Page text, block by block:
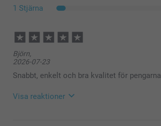
1 Stjärna
Björn,
2026-07-23
Snabbt, enkelt och bra kvalitet för pengarna
Visa reaktioner